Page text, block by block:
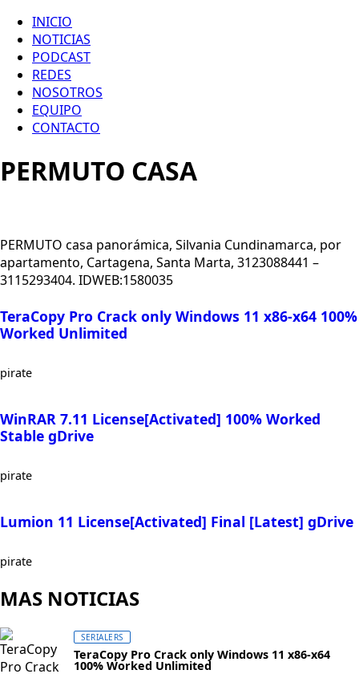
INICIO
NOTICIAS
PODCAST
REDES
NOSOTROS
EQUIPO
CONTACTO
PERMUTO CASA
PERMUTO casa panorámica, Silvania Cundinamarca, por
apartamento, Cartagena, Santa Marta, 3123088441 –
3115293404. IDWEB:1580035
TeraCopy Pro Crack only Windows 11 x86-x64 100%
Worked Unlimited
pirate
WinRAR 7.11 License[Activated] 100% Worked
Stable gDrive
pirate
Lumion 11 License[Activated] Final [Latest] gDrive
pirate
MAS NOTICIAS
SERIALERS
TeraCopy Pro Crack only Windows 11 x86-x64
100% Worked Unlimited